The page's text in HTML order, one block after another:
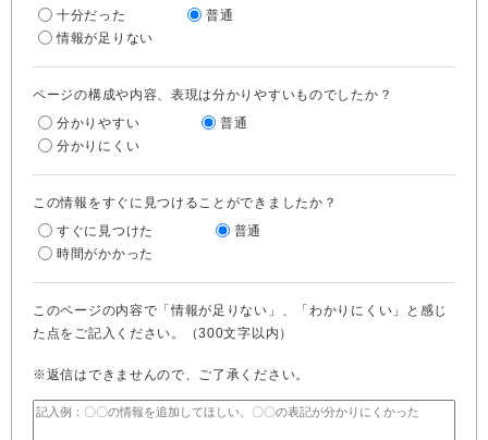
十分だった
普通
情報が足りない
ページの構成や内容、表現は分かりやすいものでしたか？
分かりやすい
普通
分かりにくい
この情報をすぐに見つけることができましたか？
すぐに見つけた
普通
時間がかかった
このページの内容で「情報が足りない」、「わかりにくい」と感じ
た点をご記入ください。（300文字以内）
※返信はできませんので、ご了承ください。